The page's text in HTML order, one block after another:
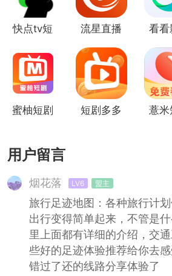
快点tv短
流星直播
剧）
看
剧
蜜柚短剧 短剧多多 薏米
用户留言
烟花落 LV6 盟主
旅行足迹地图：各种旅行计
出行变得简单起来，不管是
里上面都有详细的介绍，交
些好的足迹体验推荐给你去
错过了还的线路分享体验了